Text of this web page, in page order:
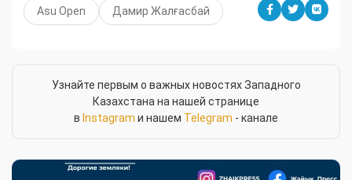
Asu Open Дамир Жалғасбай
Узнайте первым о важных новостях Западного
Казахстана на нашей странице
в Instagram и нашем Telegram - канале